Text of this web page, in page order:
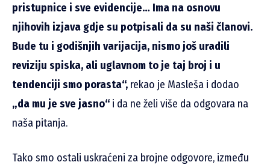
pristupnice i sve evidencije… Ima na osnovu
njihovih izjava gdje su potpisali da su naši članovi.
Bude tu i godišnjih varijacija, nismo još uradili
reviziju spiska, ali uglavnom to je taj broj i u
tendenciji smo porasta“, rekao je Masleša i dodao
„da mu je sve jasno“ i da ne želi više da odgovara na
naša pitanja.
Tako smo ostali uskraćeni za brojne odgovore, između